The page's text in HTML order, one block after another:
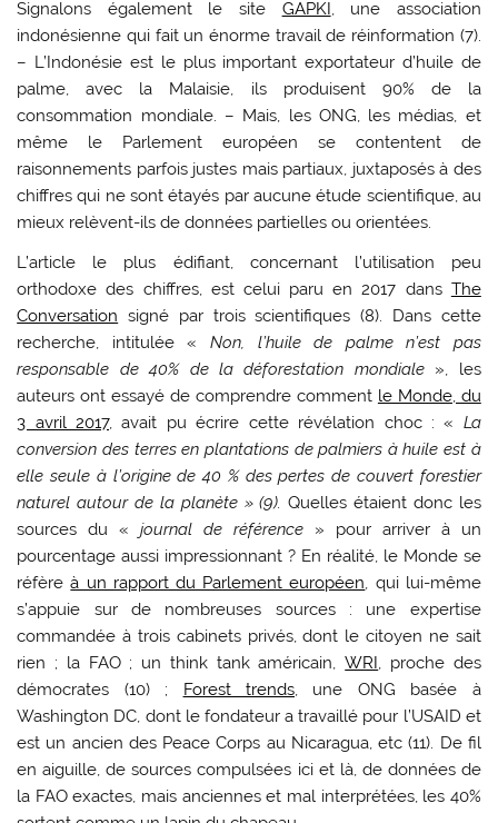
Signalons également le site GAPKI, une association
indonésienne qui fait un énorme travail de réinformation (7).
– L’Indonésie est le plus important exportateur d’huile de
palme, avec la Malaisie, ils produisent 90% de la
consommation mondiale. – Mais, les ONG, les médias, et
même le Parlement européen se contentent de
raisonnements parfois justes mais partiaux, juxtaposés à des
chiffres qui ne sont étayés par aucune étude scientifique, au
mieux relèvent-ils de données partielles ou orientées.
L’article le plus édifiant, concernant l’utilisation peu
orthodoxe des chiffres, est celui paru en 2017 dans The
Conversation signé par trois scientifiques (8). Dans cette
recherche, intitulée « Non, l’huile de palme n’est pas
responsable de 40% de la déforestation mondiale », les
auteurs ont essayé de comprendre comment le Monde, du
3 avril 2017, avait pu écrire cette révélation choc : « La
conversion des terres en plantations de palmiers à huile est à
elle seule à l’origine de 40 % des pertes de couvert forestier
naturel autour de la planète » (9).Quelles étaient donc les
sources du «journal de référence » pour arriver à un
pourcentage aussi impressionnant ? En réalité, le Monde se
réfèreà un rapport du Parlement européen , qui lui-même
s’appuie sur de nombreuses sources : une expertise
commandée à trois cabinets privés, dont le citoyen ne sait
rien ; la FAO ; un think tank américain,WRI , proche des
démocrates (10) ; Forest trends , une ONG basée à
Washington DC, dont le fondateur a travaillé pour l’USAID et
est un ancien des Peace Corps au Nicaragua, etc (11). De fil
en aiguille, de sources compulsées ici et là, de données de
la FAO exactes, mais anciennes et mal interprétées, les 40%